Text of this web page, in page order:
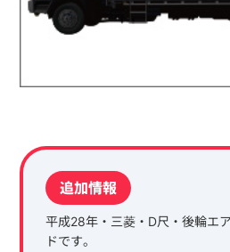
追加情報
平成28年・三菱・D尺・後輪エ
ドです。